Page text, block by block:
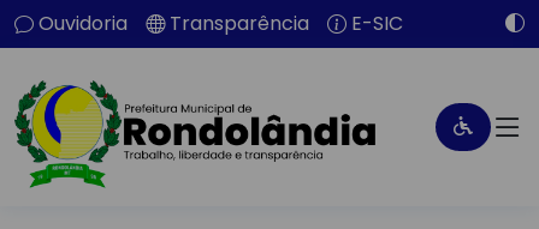
Ouvidoria Transparência E-SIC